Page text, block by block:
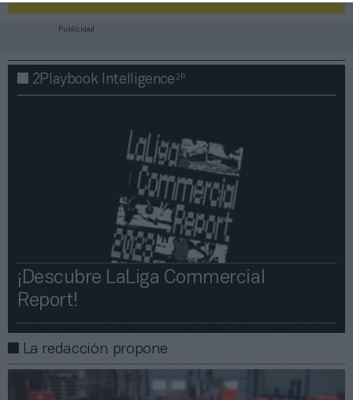
Publicidad
2Playbook Intelligence2P
¡Descubre LaLiga Commercial
Report!​​
La redacción propone